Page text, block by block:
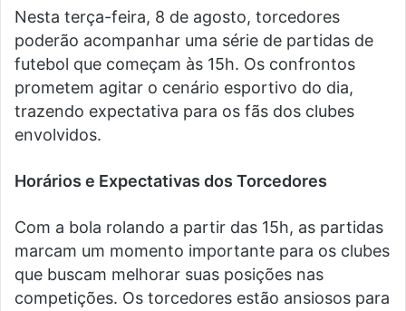
Nesta terça-feira, 8 de agosto, torcedores
poderão acompanhar uma série de partidas de
futebol que começam às 15h. Os confrontos
prometem agitar o cenário esportivo do dia,
trazendo expectativa para os fãs dos clubes
envolvidos.
Horários e Expectativas dos Torcedores
Com a bola rolando a partir das 15h, as partidas
marcam um momento importante para os clubes
que buscam melhorar suas posições nas
competições. Os torcedores estão ansiosos para